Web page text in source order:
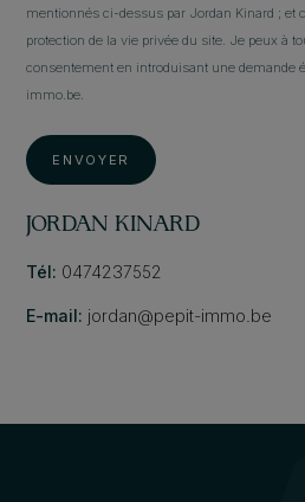
mentionnés ci-dessus par Jordan Kinard ; et
protection de la vie privée du site. Je peux à
consentement en introduisant une demande
immo.be.
ENVOYER
JORDAN KINARD
Tél: 0474237552
E-mail: jordan@pepit-immo.be